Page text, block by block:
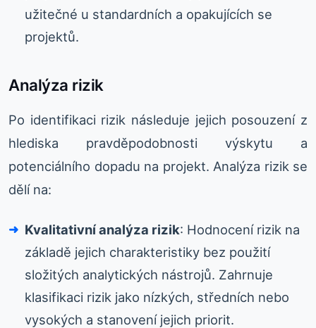
užitečné u standardních a opakujících se
projektů.
Analýza rizik
Po identifikaci rizik následuje jejich posouzení z
hlediska pravděpodobnosti výskytu a
potenciálního dopadu na projekt. Analýza rizik se
dělí na:
Kvalitativní analýza rizik: Hodnocení rizik na
základě jejich charakteristiky bez použití
složitých analytických nástrojů. Zahrnuje
klasifikaci rizik jako nízkých, středních nebo
vysokých a stanovení jejich priorit.